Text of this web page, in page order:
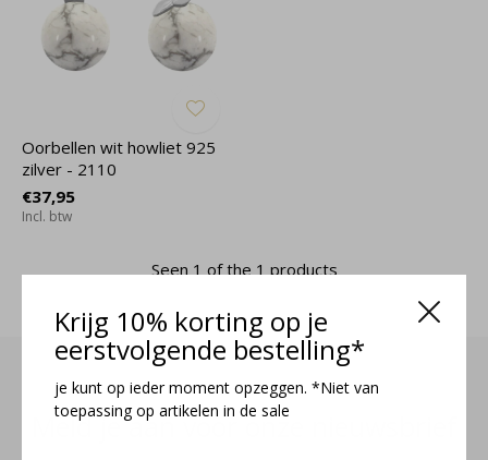
Krijg 10% korting op je
eerstvolgende bestelling*
je kunt op ieder moment opzeggen. *Niet van
toepassing op artikelen in de sale
Oorbellen wit howliet 925
zilver - 2110
€37,95
Incl. btw
Seen 1 of the 1 products
Meld je aan voor onze nieuwsbrief